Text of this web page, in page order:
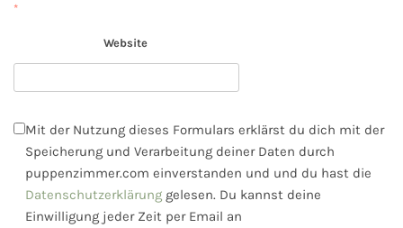
*
Website
Mit der Nutzung dieses Formulars erklärst du dich mit der
Speicherung und Verarbeitung deiner Daten durch
puppenzimmer.com einverstanden und und du hast die
Datenschutzerklärung gelesen. Du kannst deine
Einwilligung jeder Zeit per Email an